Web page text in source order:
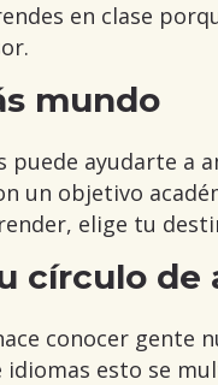
en clase
mundo
puede ayudarte a
un objetivo
elige tu
círculo de
conocer gente
idiomas esto se